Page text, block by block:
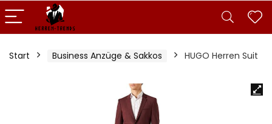
Start Business Anzüge & Sakkos HUGO Herren Suit